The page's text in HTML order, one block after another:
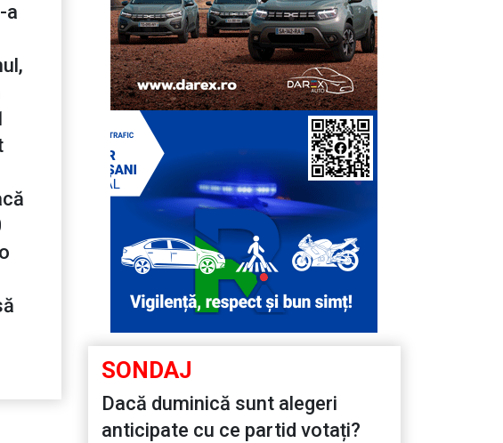
a
SONDAJ
Dacă duminică sunt alegeri
anticipate cu ce partid votați?